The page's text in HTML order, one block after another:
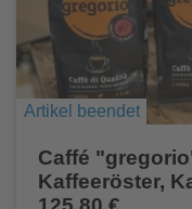
Artikel beendet
Caffé
Kaffeeröster,